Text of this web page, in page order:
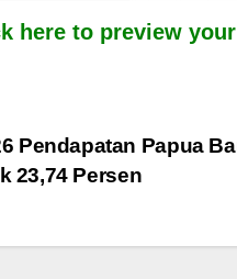
here to preview
Pendapatan Papua
23,74 Persen